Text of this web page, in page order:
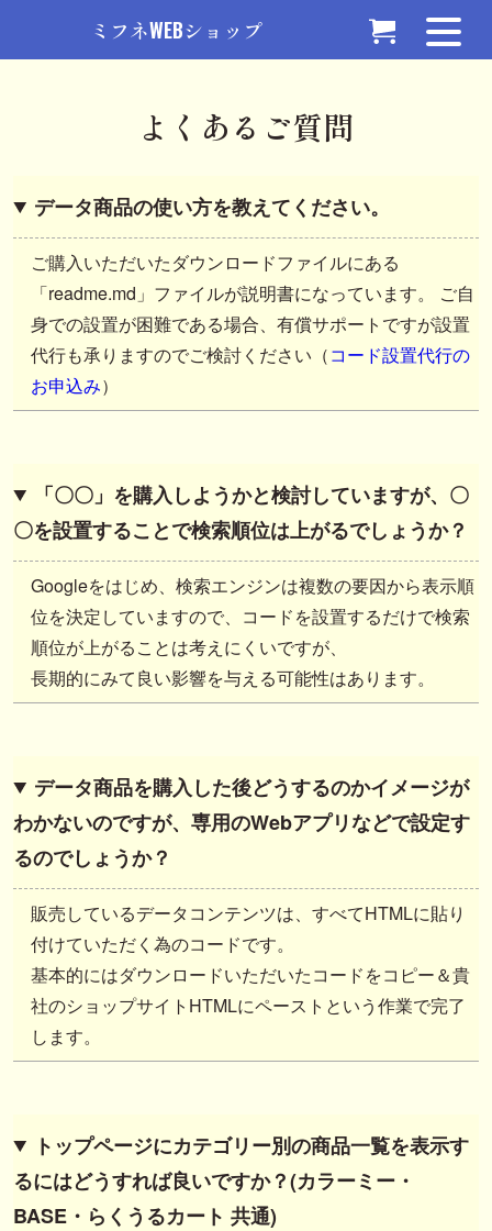
ミフネWEBショップ
よくあるご質問
データ商品の使い方を教えてください。
ご購入いただいたダウンロードファイルにある
「readme.md」ファイルが説明書になっています。 ご自
身での設置が困難である場合、有償サポートですが設置
代行も承りますのでご検討ください（コード設置代行の
お申込み）
「〇〇」を購入しようかと検討していますが、〇
〇を設置することで検索順位は上がるでしょうか？
Googleをはじめ、検索エンジンは複数の要因から表示順
位を決定していますので、コードを設置するだけで検索
順位が上がることは考えにくいですが、
長期的にみて良い影響を与える可能性はあります。
データ商品を購入した後どうするのかイメージが
わかないのですが、専用のWebアプリなどで設定す
るのでしょうか？
販売しているデータコンテンツは、すべてHTMLに貼り
付けていただく為のコードです。
基本的にはダウンロードいただいたコードをコピー＆貴
社のショップサイトHTMLにペーストという作業で完了
します。
トップページにカテゴリー別の商品一覧を表示す
るにはどうすれば良いですか？(カラーミー・
BASE・らくうるカート 共通)